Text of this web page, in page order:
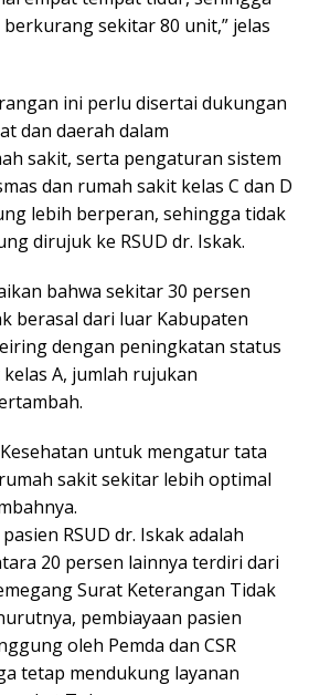
sekitar 80 unit,” jelas
ini perlu disertai dukungan
dan daerah dalam
sakit, serta pengaturan sistem
dan rumah sakit kelas C dan D
lebih berperan, sehingga tidak
dirujuk ke RSUD dr. Iskak.
bahwa sekitar 30 persen
berasal dari luar Kabupaten
dengan peningkatan status
A, jumlah rujukan
untuk mengatur tata
sakit sekitar lebih optimal
RSUD dr. Iskak adalah
20 persen lainnya terdiri dari
Surat Keterangan Tidak
pembiayaan pasien
oleh Pemda dan CSR
tetap mendukung layanan